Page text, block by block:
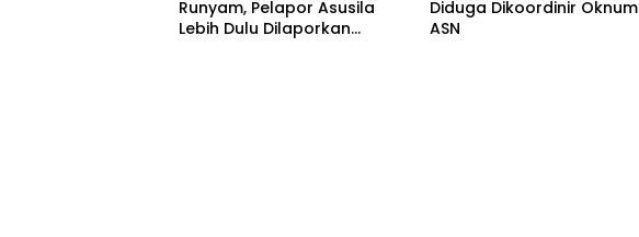
Runyam, Pelapor Asusila
Lebih Dulu Dilaporkan
Diduga Dikoordinir Oknum
ASN